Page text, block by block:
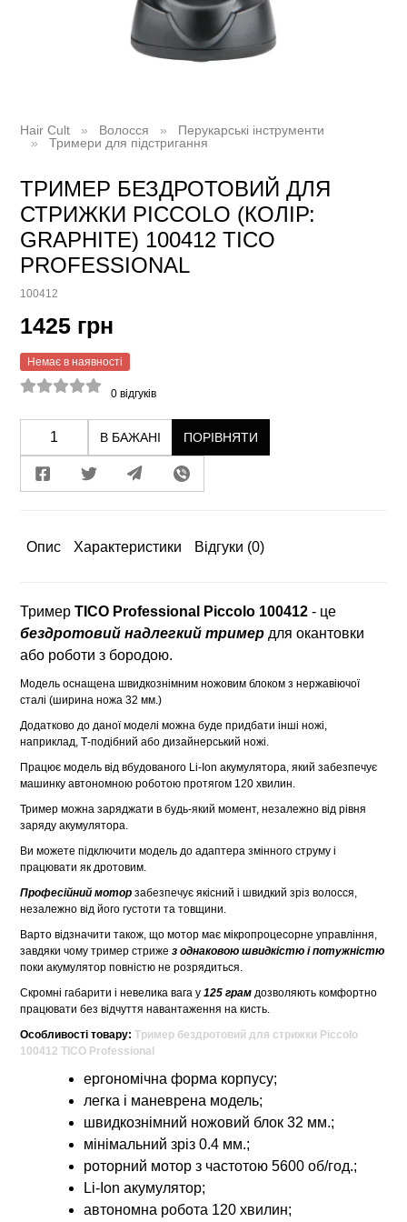
Hair Cult Волосся
Перукарські інструменти
Тримери для підстригання
ТРИМЕР БЕЗДРОТОВИЙ ДЛЯ
СТРИЖКИ PICCOLO (КОЛІР:
GRAPHITE) 100412 TICO
PROFESSIONAL
100412
1425 грн
Немає в наявності
0 відгуків
В БАЖАНІ ПОРІВНЯТИ
Опис Характеристики Відгуки (0)
ТримерTICO Professional Piccolo 100412 - це
бездротовий надлегкий тример для окантовки
або роботи з бородою.
Модель оснащена швидкознімним ножовим блоком з нержавіючої
сталі (ширина ножа 32 мм.)
Додатково до даної моделі можна буде придбати інші ножі,
наприклад, Т-подібний або дизайнерський ножі.
Працює модель від вбудованого Li-Ion акумулятора, який забезпечує
машинку автономною роботою протягом 120 хвилин.
Тример можна заряджати в будь-який момент, незалежно від рівня
заряду акумулятора.
Ви можете підключити модель до адаптера змінного струму і
працювати як дротовим.
Професійний мотор забезпечує якісний і швидкий зріз волосся,
незалежно від його густоти та товщини.
Варто відзначити також, що мотор має мікропроцесорне управління,
завдяки чому тример стриже з однаковою швидкістю і потужністю
поки акумулятор повністю не розрядиться.
Скромні габарити і невелика вага у125 грамдозволяють комфортно
працювати без відчуття навантаження на кисть.
Особливості товару:Тример бездротовий для стрижки Piccolo
100412 TICO Professional
ергономічна форма корпусу;
легка і маневрена модель;
швидкознімний ножовий блок 32 мм.;
мінімальний зріз 0.4 мм.;
роторний мотор з частотою 5600 об/год.;
Li-Ion акумулятор;
автономна робота 120 хвилин;